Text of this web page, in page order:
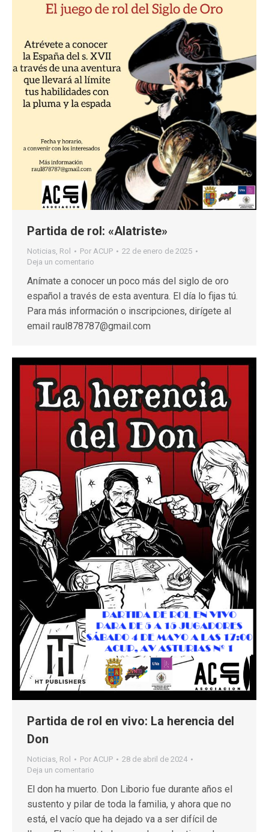
Partida de rol: «Alatriste»
Noticias Rol Por ACUP
22 de enero de 2025
Deja un comentario
Anímate a conocer un poco más del siglo de oro
español a través de esta aventura. El día lo fijas tú.
Para más información o inscripciones, dirígete al
email raul878787@gmail.com
Partida de rol en vivo: La herencia del
Don
Noticias Rol Por ACUP
28 de abril de 2024
Deja un comentario
El don ha muerto. Don Liborio fue durante años el
sustento y pilar de toda la familia, y ahora que no
está, el vacío que ha dejado va a ser difícil de